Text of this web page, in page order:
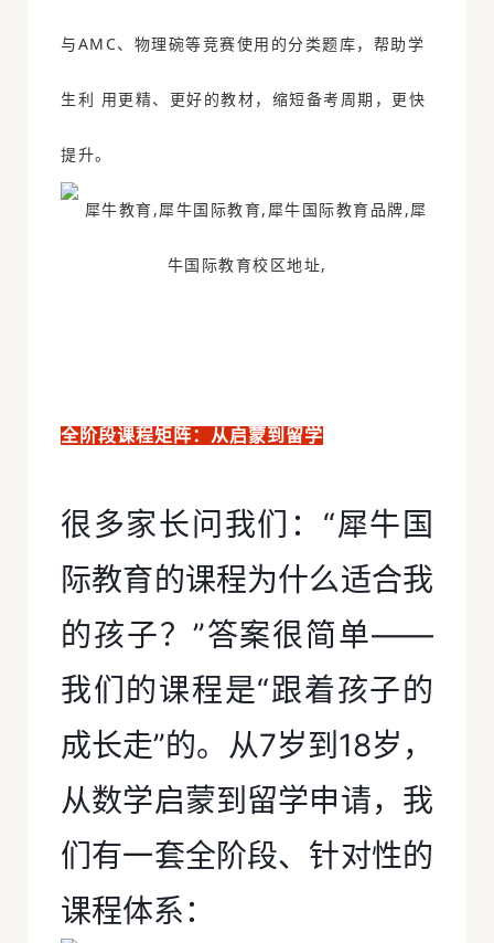
与AMC、物理碗等竞赛使用的分类题库，帮助学
生利 用更精、更好的教材，缩短备考周期，更快
提升。
全阶段课程矩阵：从启蒙到留学
很多家长问我们：“犀牛国
际教育的课程为什么适合我
的孩子？”答案很简单——
我们的课程是“跟着孩子的
成长走”的。从7岁到18岁，
从数学启蒙到留学申请，我
们有一套全阶段、针对性的
课程体系：